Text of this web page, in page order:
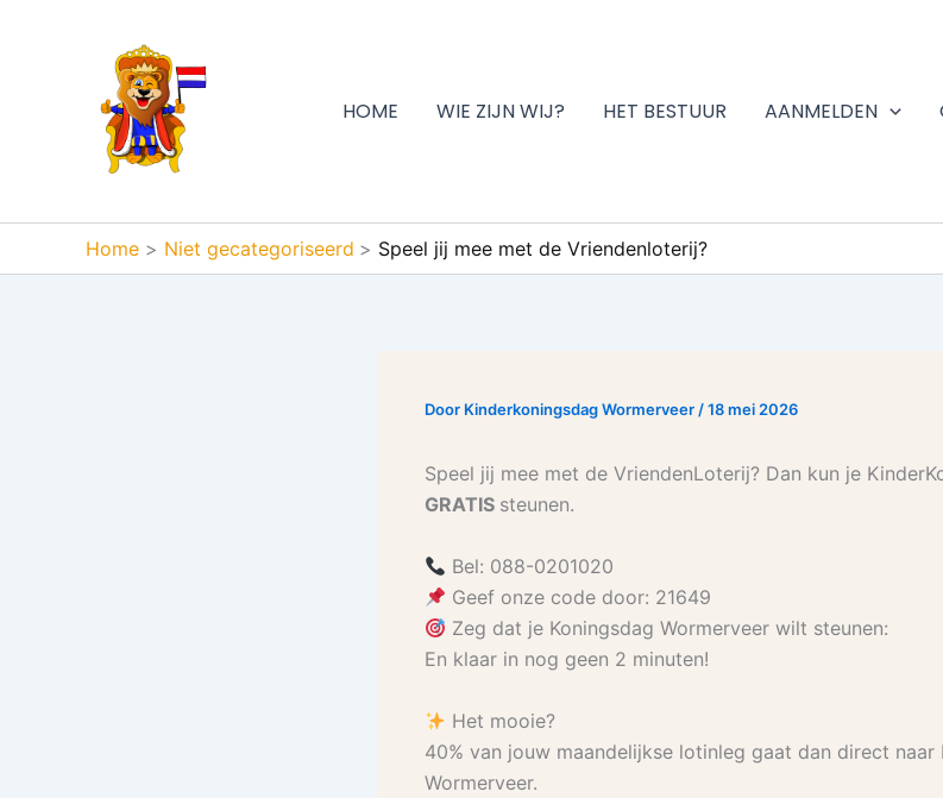
HOME WIE ZIJN WIJ? HET BESTUUR AANMELDEN
Home Niet gecategoriseerd Speel jij mee met de Vriendenloterij?
Door Kinderkoningsdag Wormerveer/18 mei 2026
Speel jij mee met de VriendenLoterij? Dan kun je
GRATIS steunen.
Bel: 088-0201020
Geef onze code door: 21649
Zeg dat je Koningsdag Wormerveer wilt steunen:
En klaar in nog geen 2 minuten!
Het mooie?
40% van jouw maandelijkse lotinleg gaat dan direct naar
Wormerveer.